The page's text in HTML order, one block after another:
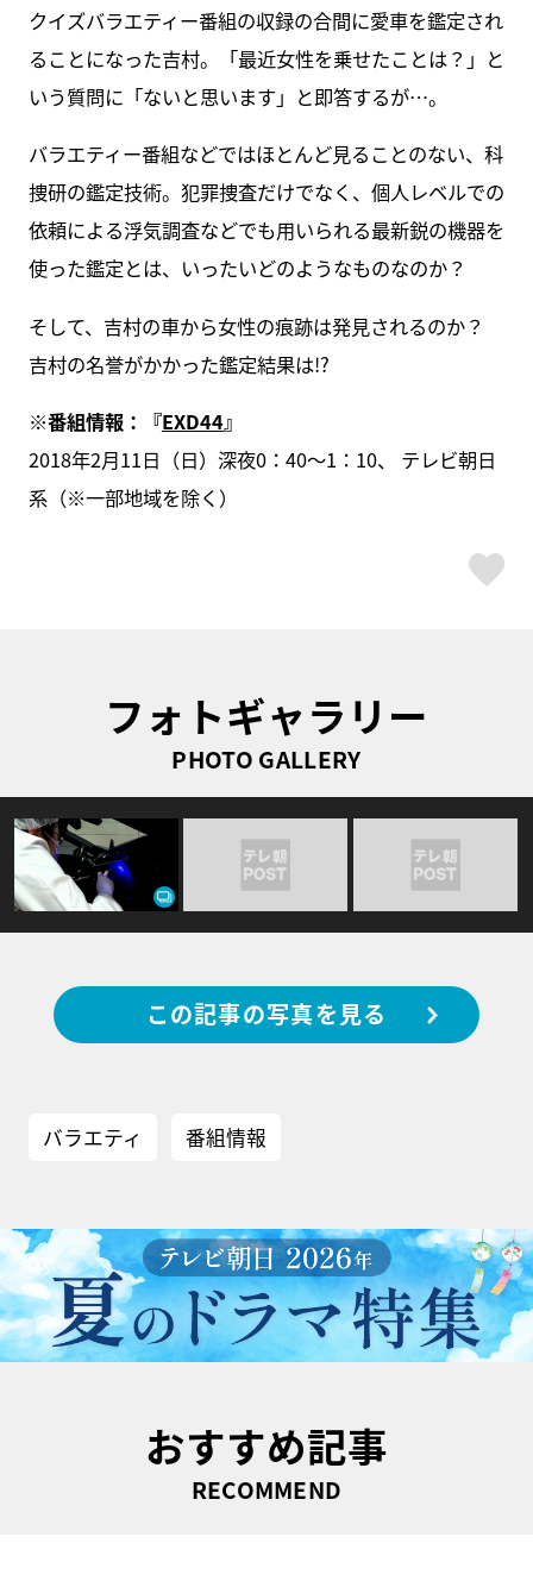
クイズバラエティー番組の収録の合間に愛車を鑑定され
ることになった吉村。「最近女性を乗せたことは？」と
いう質問に「ないと思います」と即答するが…。
バラエティー番組などではほとんど見ることのない、科
捜研の鑑定技術。犯罪捜査だけでなく、個人レベルでの
依頼による浮気調査などでも用いられる最新鋭の機器を
使った鑑定とは、いったいどのようなものなのか？
そして、吉村の車から女性の痕跡は発見されるのか？
吉村の名誉がかかった鑑定結果は!?
※番組情報： 『EXD44』
2018年2月11日（日）深夜0：40〜1：10、 テレビ朝日
系（※一部地域を除く）
フォトギャラリー
PHOTO GALLERY
この記事の写真を見る
バラエティ 番組情報
おすすめ記事
RECOMMEND